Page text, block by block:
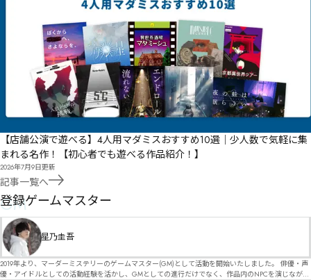
【店舗公演で遊べる】4人用マダミスおすすめ10選｜少人数で気軽に集
まれる名作！【初心者でも遊べる作品紹介！】
2026年7月9日更新
記事一覧へ
GM
登録ゲームマスター
星乃圭吾
2019年より、マーダーミステリーのゲームマスター(GM)として活動を開始いたしました。 俳優・声
優・アイドルとしての活動経験を活かし、GMとしての進行だけでなく、作品内のNPCを演じなが